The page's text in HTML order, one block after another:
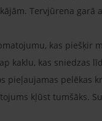
Tervjūrena garā
kas piešķir
kaklu, kas sniedzas
pelēkas
kļūst tumšāks.